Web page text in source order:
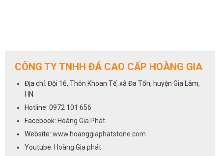
CÔNG TY TNHH ĐÁ CAO CẤP HOÀNG GIA
Địa chỉ: Đội 16, Thôn Khoan Tế, xã Đa Tốn, huyện Gia Lâm,
HN
Hotline: 0972 101 656
Facebook: Hoàng Gia Phát
Website: www.hoanggiaphatstone.com
Youtube: Hoàng Gia phát